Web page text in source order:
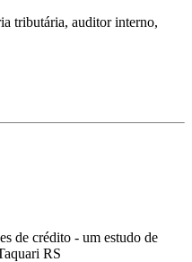
tributária, auditor interno,
de crédito - um estudo de
RS